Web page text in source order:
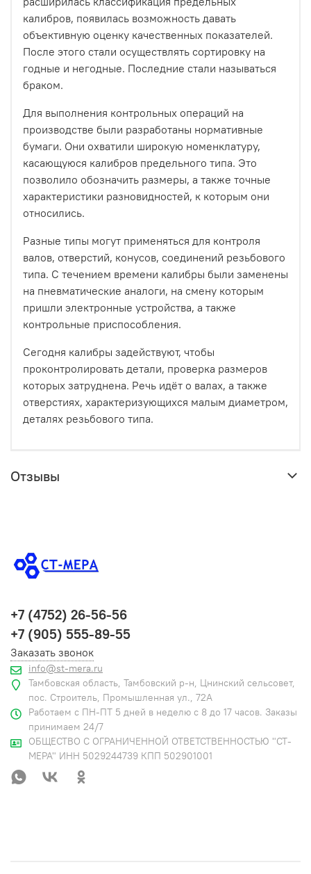
калибров, появилась возможность давать
объективную оценку качественных показателей.
После этого стали осуществлять сортировку на
годные и негодные. Последние стали называться
браком.
Для выполнения контрольных операций на
производстве были разработаны нормативные
бумаги. Они охватили широкую номенклатуру,
касающуюся калибров предельного типа. Это
позволило обозначить размеры, а также точные
характеристики разновидностей, к которым они
относились.
Разные типы могут применяться для контроля
валов, отверстий, конусов, соединений резьбового
типа. С течением времени калибры были заменены
на пневматические аналоги, на смену которым
пришли электронные устройства, а также
контрольные приспособления.
Сегодня калибры задействуют, чтобы
проконтролировать детали, проверка размеров
которых затруднена. Речь идёт о валах, а также
отверстиях, характеризующихся малым диаметром,
деталях резьбового типа.
Отзывы
+7 (4752) 26-56-56
+7 (905) 555-89-55
Заказать звонок
info@st-mera.ru
Тамбовская область, Тамбовский р-н, Цнинский сельсовет,
пос. Строитель, Промышленная ул., 72А
Работаем с ПН-ПТ 5 дней в неделю с 8 до 17 часов. Заказы
принимаем 24/7
ОБЩЕСТВО С ОГРАНИЧЕННОЙ ОТВЕТСТВЕННОСТЬЮ "СТ-
МЕРА" ИНН 5029244739 КПП 502901001